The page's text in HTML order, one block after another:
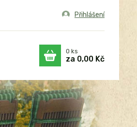
Přihlášení
0 ks
za 0,00 Kč